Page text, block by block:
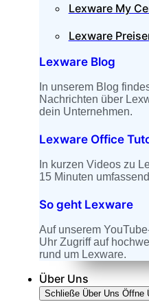
Lexware My
Lexware
Lexware Blog
In unserem Blog
Nachrichten über
dein Unternehmen.
Lexware Office
In kurzen Videos zu
15 Minuten
So geht Lexware
Auf unserem
Uhr Zugriff auf
rund um Lexware.
Über Uns
Schließe Über Uns Öffne